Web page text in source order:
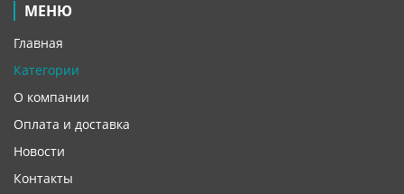
МЕНЮ
Главная
Категории
О компании
Оплата и доставка
Новости
Контакты